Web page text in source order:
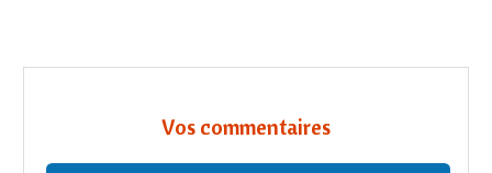
Vos commentaires